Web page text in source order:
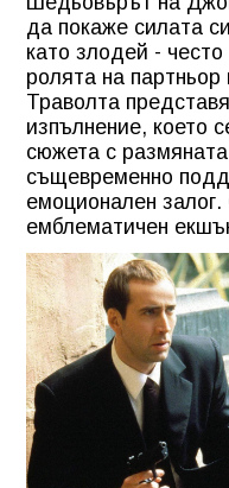
да покаже силата
като злодей -
ролята на
Траволта
изпълнение, което
сюжета с
същевременно
емоционален
емблематичен